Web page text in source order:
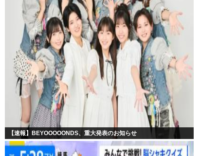
【速報】BEYOOOOONDS、重大発表のお知らせ